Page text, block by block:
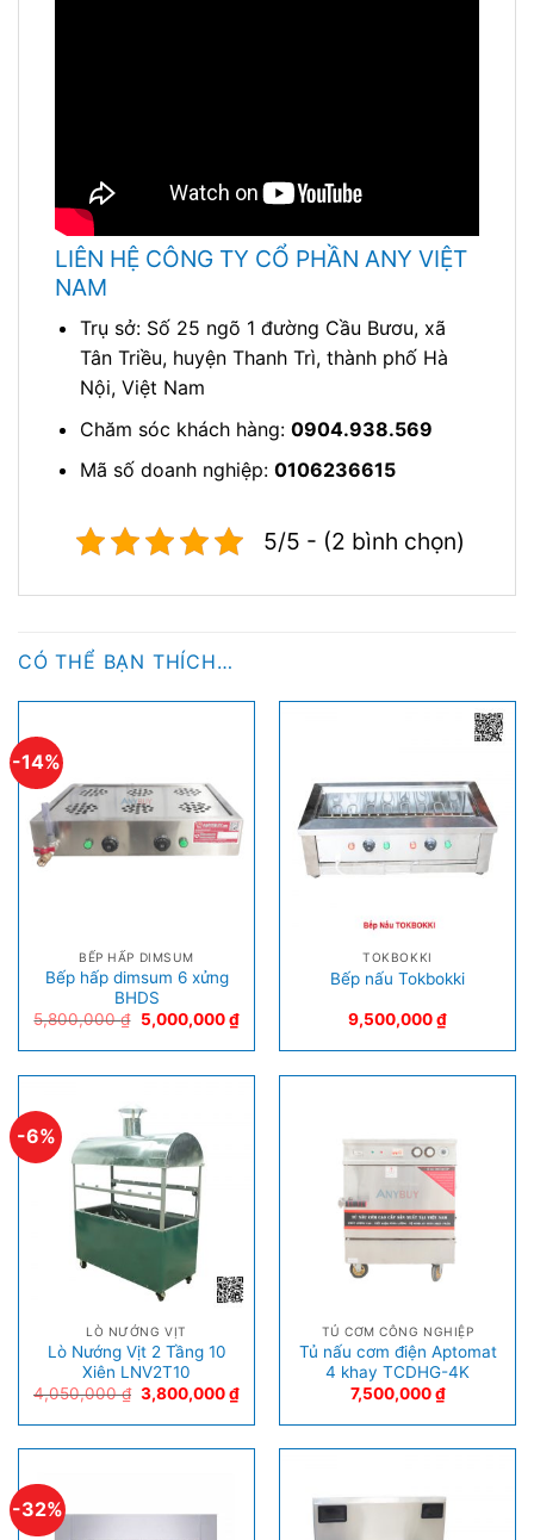
LIÊN HỆ CÔNG TY CỔ PHẦN ANY VIỆT
NAM
Trụ sở: Số 25 ngõ 1 đường Cầu Bươu, xã
Tân Triều, huyện Thanh Trì, thành phố Hà
Nội, Việt Nam
Chăm sóc khách hàng: 0904.938.569
Mã số doanh nghiệp: 0106236615
5/5 - (2 bình chọn)
CÓ THỂ BẠN THÍCH…
-14%
BẾP HẤP DIMSUM
Bếp hấp dimsum 6 xửng
BHDS
5,800,000₫ 5,000,000₫
TOKBOKKI
Bếp nấu Tokbokki
9,500,000₫
-6%
LÒ NƯỚNG VỊT
Lò Nướng Vịt 2 Tầng 10
Xiên LNV2T10
4,050,000₫ 3,800,000₫
TỦ CƠM CÔNG NGHIỆP
Tủ nấu cơm điện Aptomat
4 khay TCDHG-4K
7,500,000₫
-32%